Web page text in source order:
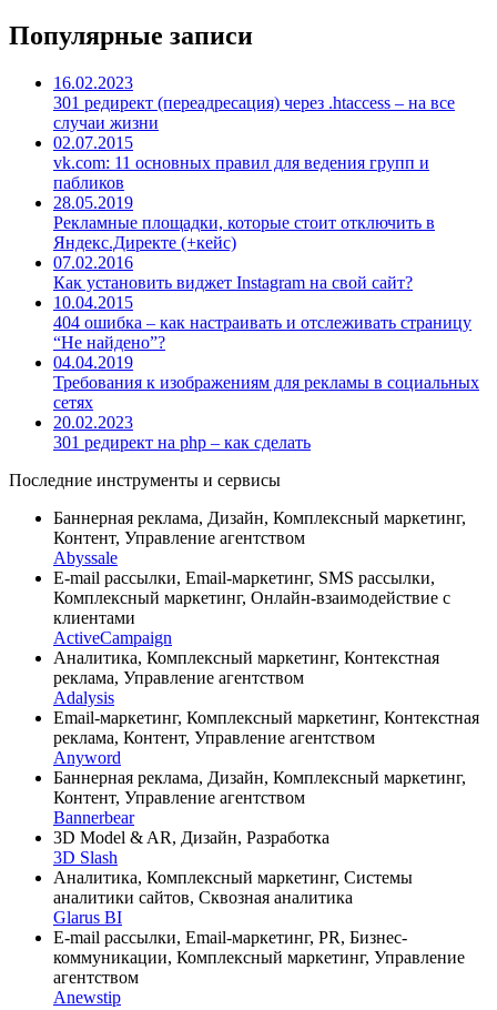
Популярные записи
16.02.2023
301 редирект (переадресация) через .htaccess – на все
случаи жизни
02.07.2015
vk.com: 11 основных правил для ведения групп и
пабликов
28.05.2019
Рекламные площадки, которые стоит отключить в
Яндекс.Директе (+кейс)
07.02.2016
Как установить виджет Instagram на свой сайт?
10.04.2015
404 ошибка – как настраивать и отслеживать страницу
“Не найдено”?
04.04.2019
Требования к изображениям для рекламы в социальных
сетях
20.02.2023
301 редирект на php – как сделать
Последние инструменты и сервисы
Баннерная реклама, Дизайн, Комплексный маркетинг,
Контент, Управление агентством
Abyssale
E-mail рассылки, Email-маркетинг, SMS рассылки,
Комплексный маркетинг, Онлайн-взаимодействие с
клиентами
ActiveCampaign
Аналитика, Комплексный маркетинг, Контекстная
реклама, Управление агентством
Adalysis
Email-маркетинг, Комплексный маркетинг, Контекстная
реклама, Контент, Управление агентством
Anyword
Баннерная реклама, Дизайн, Комплексный маркетинг,
Контент, Управление агентством
Bannerbear
3D Model & AR, Дизайн, Разработка
3D Slash
Аналитика, Комплексный маркетинг, Системы
аналитики сайтов, Сквозная аналитика
Glarus BI
E-mail рассылки, Email-маркетинг, PR, Бизнес-
коммуникации, Комплексный маркетинг, Управление
агентством
Anewstip